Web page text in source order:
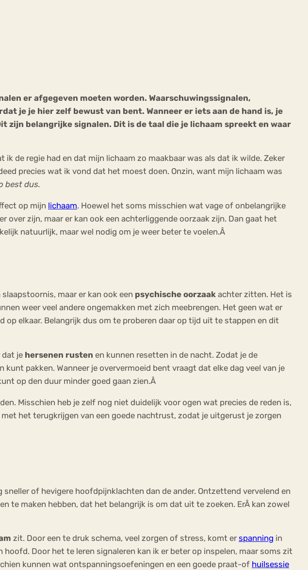
er afgegeven moeten worden. Waarschuwingssignalen,
je je hier zelf bewust van bent. Wanneer er iets aan de hand is, je
zijn belangrijke signalen. Dit is de taal die je lichaam spreekt en waar
de regie had en dat mijn lichaam zo maakbaar was als dat ik wilde. Zeker
precies wat ik vond dat het moest doen. Onzin, want mijn lichaam was
best dus.
op mijn lichaam. Hoewel het soms misschien wat vage of onbelangrijke
over zijn, maar er kan ook een achterliggende oorzaak zijn. Dan gaat het
natuurlijk, maar wel nodig om je weer beter te voelen.Â
maar er kan ook een psychische oorzaak achter zitten. Het is
weer veel andere ongemakken met zich meebrengen. Het geen wat er
elkaar. Belangrijk dus om te proberen daar op tijd uit te stappen en dit
dat je hersenen rusten en kunnen resetten in de nacht. Zodat je de
pakken. Wanneer je oververmoeid bent vraagt dat elke dag veel van je
op den duur minder goed gaan zien.Â
Misschien heb je zelf nog niet duidelijk voor ogen wat precies de reden is,
het terugkrijgen van een goede nachtrust, zodat je uitgerust je zorgen
of hevigere hoofdpijnklachten dan de ander. Ontzettend vervelend en
te maken hebben, dat het belangrijk is om dat uit te zoeken. ErÂ kan zowel
zit. Door een te druk schema, veel zorgen of stress, komt erspanning in
Door het te leren signaleren kan ik er beter op inspelen, maar soms zit
kunnen wat ontspanningsoefeningen en een goede praat-of huilsessie